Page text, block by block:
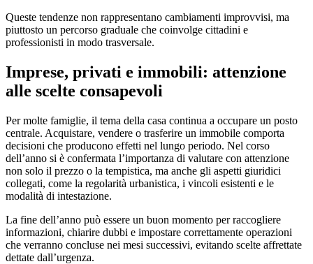
Queste tendenze non rappresentano cambiamenti improvvisi, ma
piuttosto un percorso graduale che coinvolge cittadini e
professionisti in modo trasversale.
Imprese, privati e immobili: attenzione
alle scelte consapevoli
Per molte famiglie, il tema della casa continua a occupare un posto
centrale. Acquistare, vendere o trasferire un immobile comporta
decisioni che producono effetti nel lungo periodo. Nel corso
dell’anno si è confermata l’importanza di valutare con attenzione
non solo il prezzo o la tempistica, ma anche gli aspetti giuridici
collegati, come la regolarità urbanistica, i vincoli esistenti e le
modalità di intestazione.
La fine dell’anno può essere un buon momento per raccogliere
informazioni, chiarire dubbi e impostare correttamente operazioni
che verranno concluse nei mesi successivi, evitando scelte affrettate
dettate dall’urgenza.